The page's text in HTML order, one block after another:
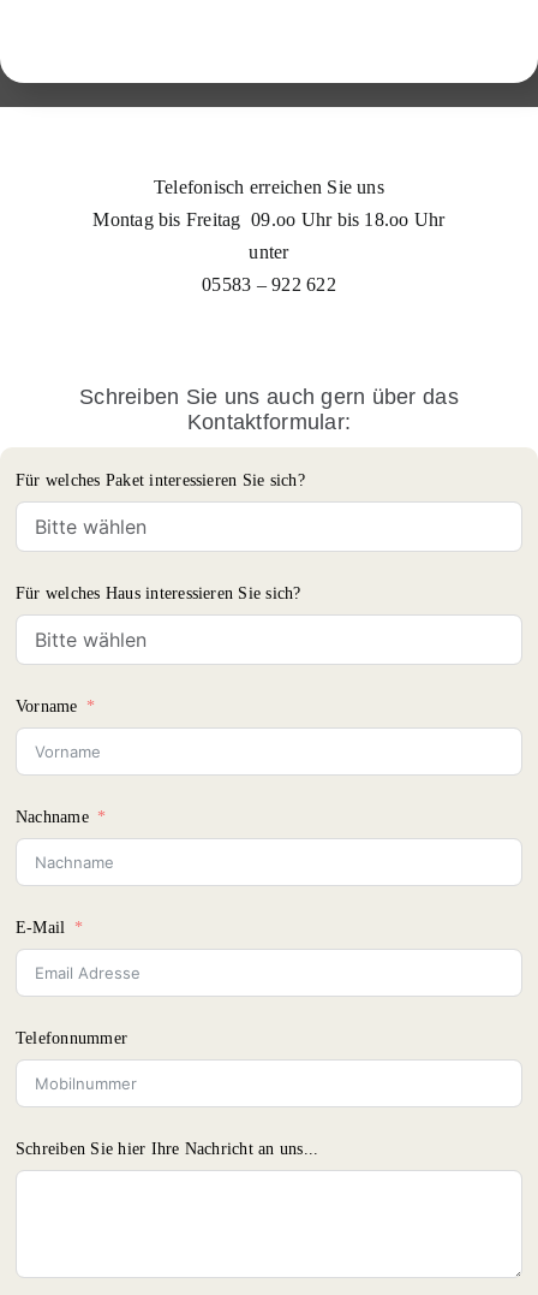
Telefonisch erreichen Sie uns
Montag bis Freitag 09.oo Uhr bis 18.oo Uhr
unter
05583 – 922 622
Schreiben Sie uns auch gern über das
Kontaktformular:
Für welches Paket interessieren Sie sich?
Für welches Haus interessieren Sie sich?
Vorname
Nachname
E-Mail
Telefonnummer
Schreiben Sie hier Ihre Nachricht an uns...